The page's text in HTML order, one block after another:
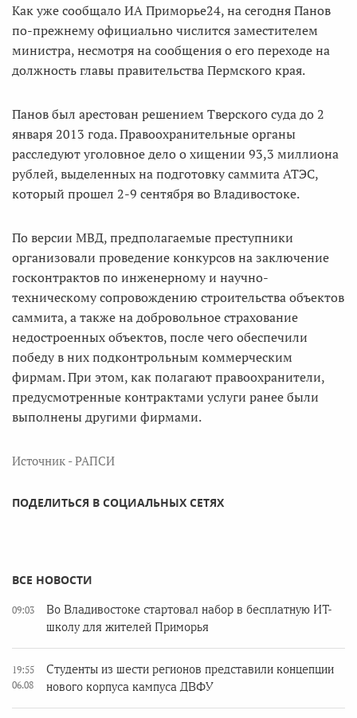
Как уже сообщало ИА Приморье24, на сегодня Панов
по-прежнему официально числится заместителем
министра, несмотря на сообщения о его переходе на
должность главы правительства Пермского края.
Панов был арестован решением Тверского суда до 2
января 2013 года. Правоохранительные органы
расследуют уголовное дело о хищении 93,3 миллиона
рублей, выделенных на подготовку саммита АТЭС,
который прошел 2-9 сентября во Владивостоке.
По версии МВД, предполагаемые преступники
организовали проведение конкурсов на заключение
госконтрактов по инженерному и научно-
техническому сопровождению строительства объектов
саммита, а также на добровольное страхование
недостроенных объектов, после чего обеспечили
победу в них подконтрольным коммерческим
фирмам. При этом, как полагают правоохранители,
предусмотренные контрактами услуги ранее были
выполнены другими фирмами.
Источник - РАПСИ
ПОДЕЛИТЬСЯ В СОЦИАЛЬНЫХ СЕТЯХ
ВСЕ НОВОСТИ
09:03
Во Владивостоке стартовал набор в бесплатную ИТ-
школу для жителей Приморья
19:55
06.08
Студенты из шести регионов представили концепции
нового корпуса кампуса ДВФУ